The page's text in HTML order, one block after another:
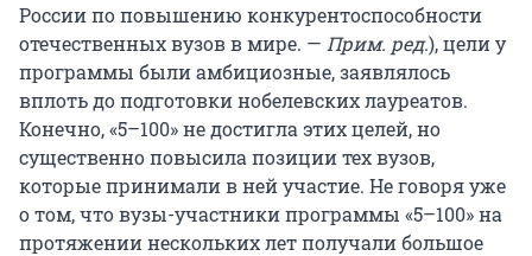
России по повышению конкурентоспособности
отечественных вузов в мире. — Прим. ред.), цели у
программы были амбициозные, заявлялось
вплоть до подготовки нобелевских лауреатов.
Конечно, «5–100» не достигла этих целей, но
существенно повысила позиции тех вузов,
которые принимали в ней участие. Не говоря уже
о том, что вузы-участники программы «5–100» на
протяжении нескольких лет получали большое